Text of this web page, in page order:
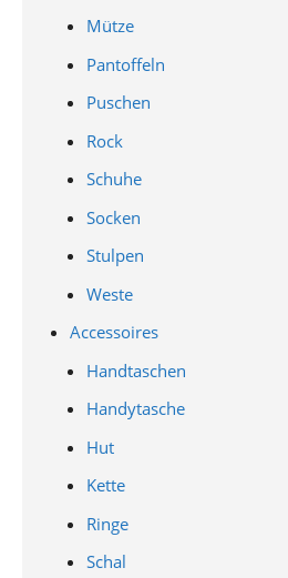
Mütze
Pantoffeln
Puschen
Rock
Schuhe
Socken
Stulpen
Weste
Accessoires
Handtaschen
Handytasche
Hut
Kette
Ringe
Schal